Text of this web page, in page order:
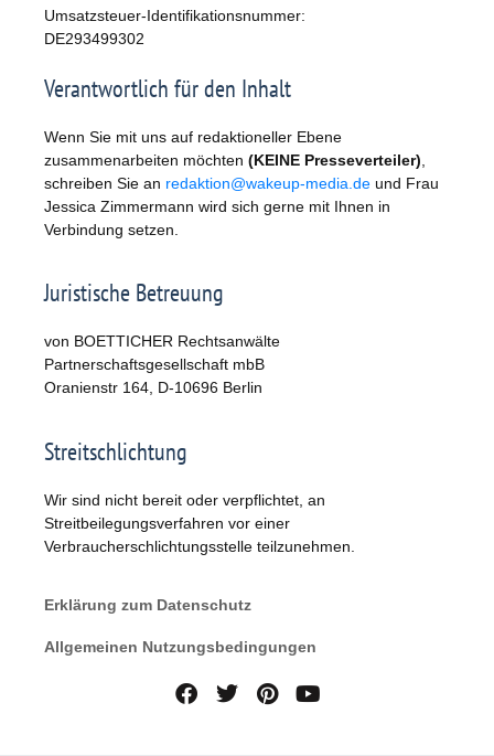
Umsatzsteuer-Identifikationsnummer:
DE293499302
Verantwortlich für den Inhalt
Wenn Sie mit uns auf redaktioneller Ebene
zusammenarbeiten möchten (KEINE Presseverteiler)
schreiben Sie an redaktion@wakeup-media.de und Frau
Jessica Zimmermann wird sich gerne mit Ihnen in
Verbindung setzen.
Juristische Betreuung
von BOETTICHER Rechtsanwälte
Partnerschaftsgesellschaft mbB
Oranienstr 164, D-10696 Berlin
Streitschlichtung
Wir sind nicht bereit oder verpflichtet, an
Streitbeilegungsverfahren vor einer
Verbraucherschlichtungsstelle teilzunehmen.
Erklärung zum Datenschutz
Allgemeinen Nutzungsbedingungen
F
a
T
w
P
i
Y
o